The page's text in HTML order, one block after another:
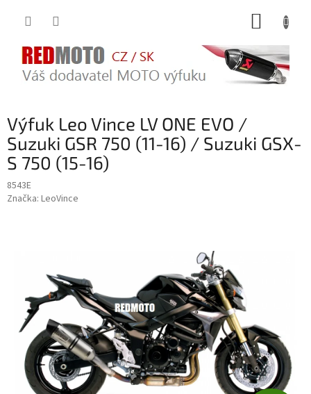
Výfuk Leo Vince LV ONE EVO /
Suzuki GSR 750 (11-16) / Suzuki GSX-
S 750 (15-16)
8543E
Značka: LeoVince